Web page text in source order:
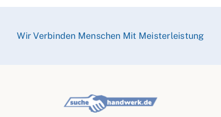
Wir Verbinden Menschen Mit Meisterleistung